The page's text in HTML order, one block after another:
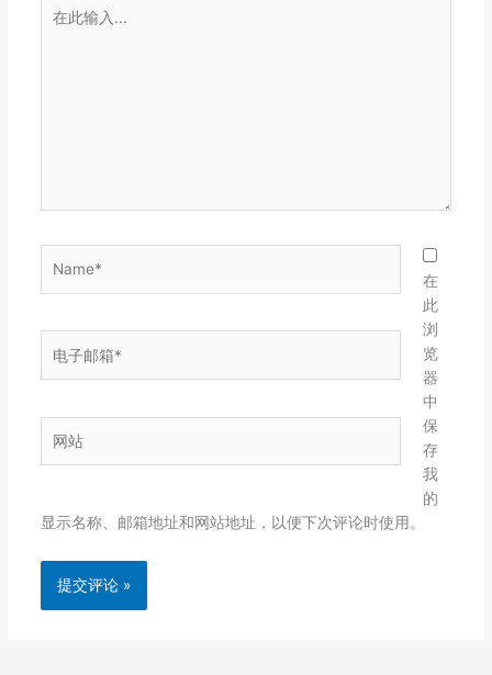
子
箱
站
在
此
浏
览
器
中
保
存
我
的
显示名称、邮箱地址和网站地址，以便下次评论时使用。